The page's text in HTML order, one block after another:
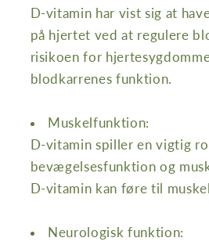
D-vitamin har vist sig at
på hjertet ved at regulere
risikoen for
blodkarrenes funktion.
Muskelfunktion:
D-vitamin spiller en vigtig
bevægelsesfunktion og
D-vitamin kan føre til
Neurologisk funktion: